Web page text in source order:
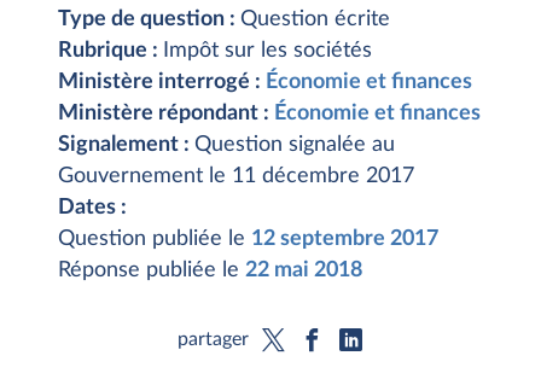
Type de question : Question écrite
Rubrique :
Impôt sur les sociétés
Ministère interrogé : Économie et finances
Ministère répondant : Économie et finances
Signalement : Question signalée au
Gouvernement le 11 décembre 2017
Dates :
Question publiée le 12 septembre 2017
Réponse publiée le 22 mai 2018
partager